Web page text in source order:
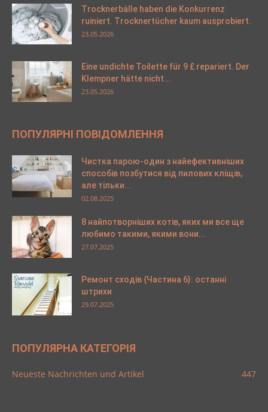
Trocknerbälle haben die Konkurrenz
ruiniert. Trocknertücher kaum ausprobiert.
23.05.2026
Eine undichte Toilette für 9 £ repariert. Der
Klempner hätte nicht...
23.05.2026
ПОПУЛЯРНІ ПОВІДОМЛЕННЯ
Чистка парою-один з найефективніших
способів позбутися від пилових кліщів,
але тільки...
02.08.2025
8 найпотворніших котів, яких ми все ще
любимо такими, якими вони...
27.07.2025
Ремонт сходів {Частина 6}: останні
штрихи
29.07.2025
ПОПУЛЯРНА КАТЕГОРІЯ
Neueste Nachrichten und Artikel 447